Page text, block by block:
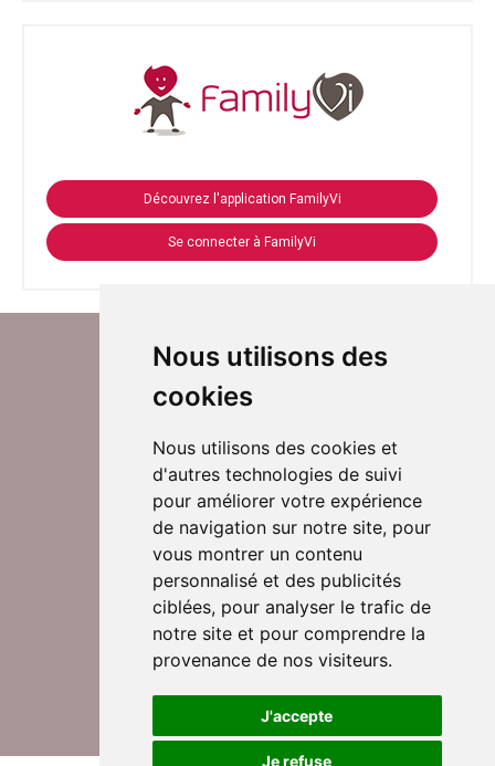
Nous utilisons des
cookies
Nous utilisons des cookies et
d'autres technologies de suivi
pour améliorer votre expérience
de navigation sur notre site, pour
vous montrer un contenu
personnalisé et des publicités
ciblées, pour analyser le trafic de
notre site et pour comprendre la
provenance de nos visiteurs.
J'accepte
Je refuse
Découvrez l'application FamilyVi
Se connecter à FamilyVi
Suivez-nous sur Twitter
Rejoignez nos équipes
Nous contacter